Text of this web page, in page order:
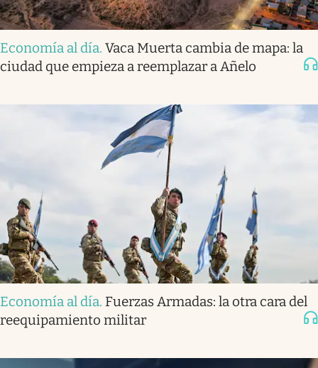
Economía al día. Vaca Muerta cambia de mapa: la
ciudad que empieza a reemplazar a Añelo
Economía al día. Fuerzas Armadas: la otra cara del
reequipamiento militar